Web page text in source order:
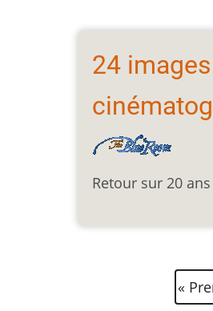
24
Retour sur 20
page
«